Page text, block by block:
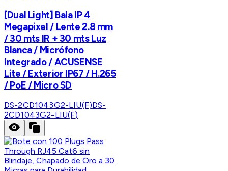
[Dual Light] Bala IP 4
Megapixel / Lente 2.8 mm
/ 30 mts IR + 30 mts Luz
Blanca / Micrófono
Integrado / ACUSENSE
Lite / Exterior IP67 / H.265
/ PoE / Micro SD
DS-2CD1043G2-LIU(F)DS-
2CD1043G2-LIU(F)